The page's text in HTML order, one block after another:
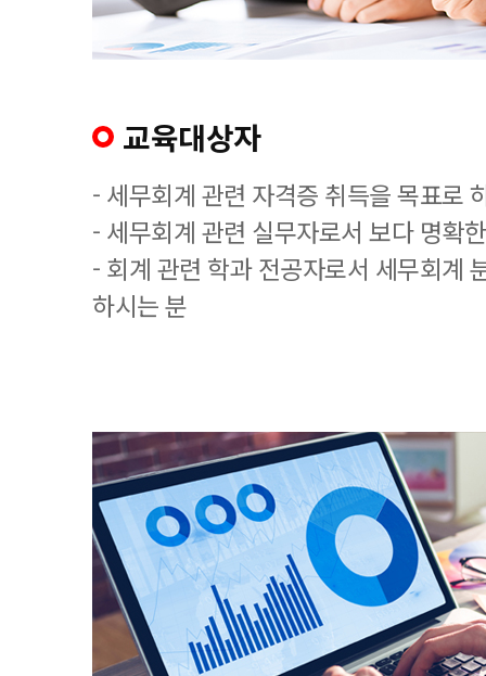
교육대상자
- 세무회계 관련 자격증 취득을 목표로
- 세무회계 관련 실무자로서 보다 명확
- 회계 관련 학과 전공자로서 세무회계
하시는 분